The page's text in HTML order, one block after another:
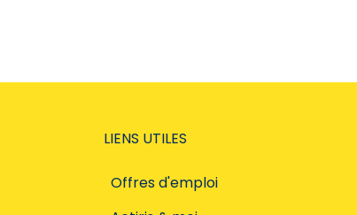
LIENS UTILES
Offres d'emploi